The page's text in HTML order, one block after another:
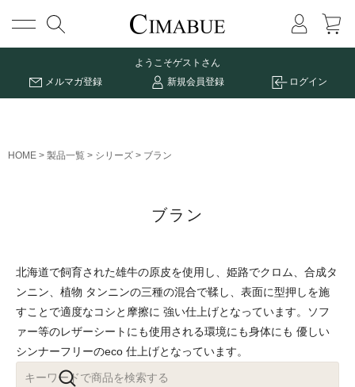
メニュー
ようこそゲストさん
メルマガ登録
新規会員登録 ログイン
HOME 製品一覧 シリーズ ブラン
ブラン
北海道で飼育された雄牛の原皮を使用し、姫路でクロム、合成タ
ンニン、植物 タンニンの三種の混合で鞣し、表面に型押しを施
すことで適度なコシと摩擦に 強い仕上げとなっています。ソフ
ァー等のレザーシートにも使用される環境にも身体にも 優しい
シンナーフリーのeco 仕上げとなっています。